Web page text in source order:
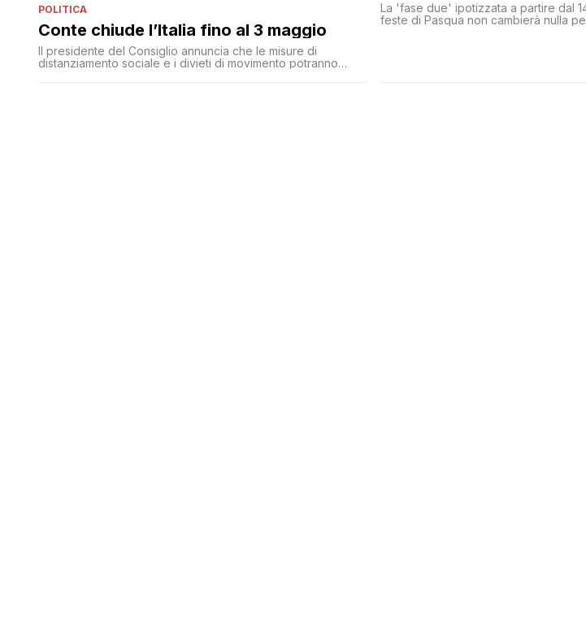
POLITICA
Conte chiude l’Italia fino al 3 maggio
Il presidente del Consiglio annuncia che le misure di
distanziamento sociale e i divieti di movimento potranno
La 'fase due' ipotizzata a partire dal
feste di Pasqua non cambierà nulla